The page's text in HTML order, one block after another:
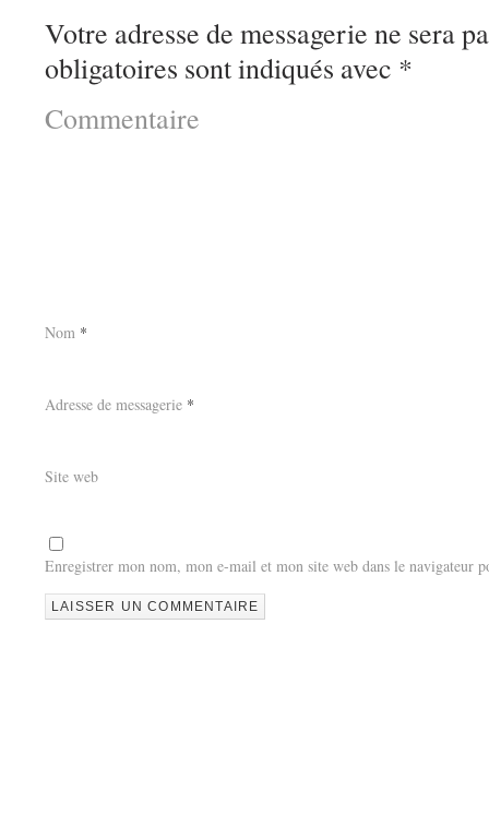
Votre adresse de messagerie ne sera
obligatoires sont indiqués avec *
Commentaire
Nom *
Adresse de messagerie *
Site web
Enregistrer mon nom, mon e-mail et mon site web dans le navigateur